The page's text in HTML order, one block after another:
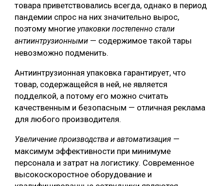
товара приветствовались всегда, однако в период
пандемии спрос на них значительно вырос,
поэтому многие упаковки постепенно стали
антиинтрузионными — содержимое такой тары
невозможно подменить.
Антиинтрузионная упаковка гарантирует, что
товар, содержащейся в ней, не является
подделкой, а потому его можно считать
качественным и безопасным — отличная реклама
для любого производителя.
Увеличение производства и автоматизация —
максимум эффективности при минимуме
персонала и затрат на логистику. Современное
высокоскоростное оборудование и